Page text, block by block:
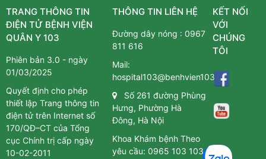
TRANG THÔNG TIN
ĐIỆN TỬ BỆNH VIỆN
QUÂN Y 103
Phiên bản 3.0 - ngày
01/03/2025
Quyết định cho phép
thiết lập Trang thông tin
điện tử trên Internet số
170/QĐ–CT của Tổng
cục Chính trị cấp ngày
10-02-2011
THÔNG TIN LIÊN HỆ
Đường dây nóng :0967
811 616
Mail:
hospital103@benhvien103.vn
Số 261 đường Phùng
Hưng, Phường Hà
Đông, Hà Nội
Khoa Khám bệnh Theo
yêu cầu:0965 103 103
KẾT NỐI
VỚI
CHÚNG
TÔI